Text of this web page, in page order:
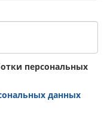
персональных
данных